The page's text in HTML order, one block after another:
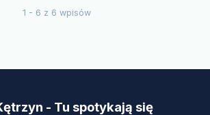
1 - 6 z 6 wpisów
- Tu spotykają się